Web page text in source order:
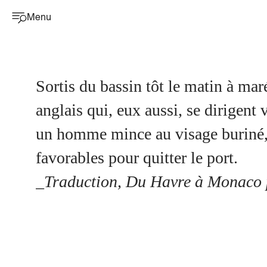
Menu
Sortis du bassin tôt le matin à
anglais qui, eux aussi, se dirigent
un homme mince au visage
favorables pour quitter le port.
_Traduction, Du Havre à